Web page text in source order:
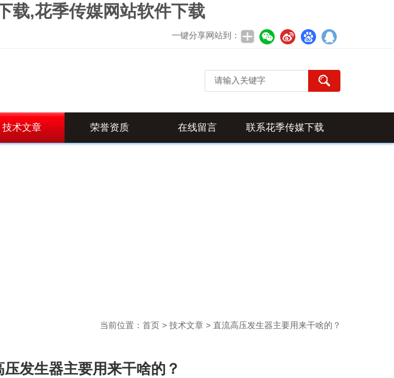
载,花季传媒网站软件下载
一键分享网站到：
技术文章 荣誉资质 在线留言 联系花季传媒下载
当前位置： 首页 > 技术文章 > 直流高压发生器主要用来干啥的？
发生器主要用来干啥的？